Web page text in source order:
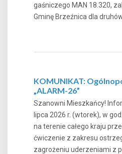
gaśniczego MAN 18.320,
Gminę Brzeźnica dla
KOMUNIKAT:
„ALARM-26”
Szanowni Mieszkańcy!
lipca 2026 r. (wtorek), w
na terenie całego kraju
ćwiczenie z zakresu
zagrożeniu uderzeniami z